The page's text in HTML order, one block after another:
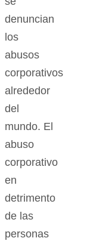
denuncian
los
abusos
corporativos
alrededor
del
mundo. El
abuso
corporativo
en
detrimento
de las
personas